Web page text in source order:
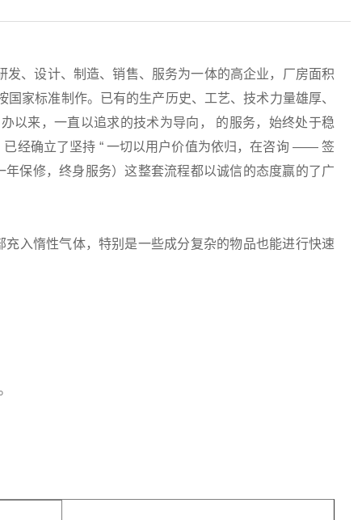
、设计、制造、销售、服务为一体的高企业，厂房面积
家标准制作。已有的生产历史、工艺、技术力量雄厚、
以来，一直以追求的技术为导向， 的服务，始终处于稳
经确立了坚持 “ 一切以用户价值为依归，在咨询 —— 签
修，终身服务）这整套流程都以诚信的态度赢的了广
入惰性气体，特别是一些成分复杂的物品也能进行快速